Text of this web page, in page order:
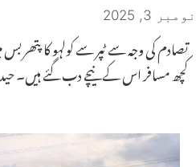
نومبر 3, 2025
تصادم کی وجہ سے ٹپر سے کولہو کا پتھر بس
کچھ مسافر اس کے نیچے دب گئے ہیں۔